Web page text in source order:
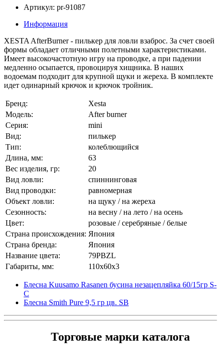
Артикул: pr-91087
Информация
XESTA AfterBurner - пилькер для ловли взаброс. За счет своей
формы обладает отличными полетными характеристиками.
Имеет высокочастотную игру на проводке, а при падении
медленно осыпается, провоцируя хищника. В наших
водоемам подходит для крупной щуки и жереха. В комплекте
идет одинарный крючок и крючок тройник.
Бренд:
Xesta
Модель:
After burner
Серия:
mini
Вид:
пилькер
Тип:
колеблющийся
Длина, мм:
63
Вес изделия, гр:
20
Вид ловли:
спиннинговая
Вид проводки:
равномерная
Объект ловли:
на щуку / на жереха
Сезонность:
на весну / на лето / на осень
Цвет:
розовые / серебряные / белые
Страна происхождения: Япония
Страна бренда:
Япония
Название цвета:
79PBZL
Габариты, мм:
110x60x3
Блесна Kuusamo Rasanen бусина незацепляйка 60/15гр S-
C
Блесна Smith Pure 9,5 гр цв. SB
Торговые марки каталога